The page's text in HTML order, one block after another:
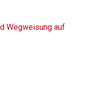
Wegweisung auf